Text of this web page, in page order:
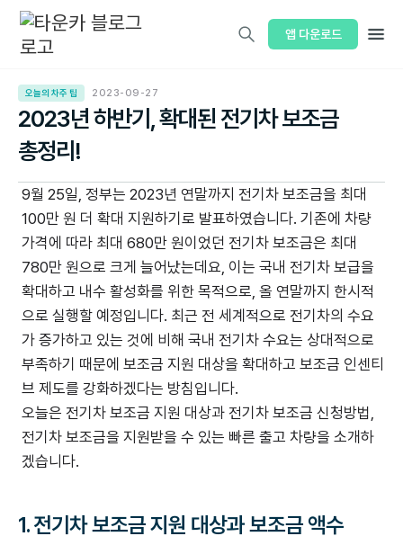
앱 다운로드
오늘의 차주 팁 2023-09-27
2023년 하반기, 확대된 전기차 보조금
총정리!
9월 25일, 정부는 2023년 연말까지 전기차 보조금을 최대
100만 원 더 확대 지원하기로 발표하였습니다. 기존에 차량
가격에 따라 최대 680만 원이었던 전기차 보조금은 최대
780만 원으로 크게 늘어났는데요, 이는 국내 전기차 보급을
확대하고 내수 활성화를 위한 목적으로, 올 연말까지 한시적
으로 실행할 예정입니다. 최근 전 세계적으로 전기차의 수요
가 증가하고 있는 것에 비해 국내 전기차 수요는 상대적으로
부족하기 때문에 보조금 지원 대상을 확대하고 보조금 인센티
브 제도를 강화하겠다는 방침입니다.
오늘은 전기차 보조금 지원 대상과 전기차 보조금 신청방법,
전기차 보조금을 지원받을 수 있는 빠른 출고 차량을 소개하
겠습니다.
1. 전기차 보조금 지원 대상과 보조금 액수